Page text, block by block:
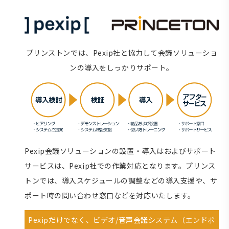
プリンストンでは、Pexip社と協力して会議ソリューショ
ンの導入をしっかりサポート。
Pexip会議ソリューションの設置・導入はおよびサポート
サービスは、Pexip社での作業対応となります。プリンス
トンでは、導入スケジュールの調整などの導入支援や、サ
ポート時の問い合わせ窓口などを対応いたします。
Pexipだけでなく、ビデオ/音声会議システム（エンドポ